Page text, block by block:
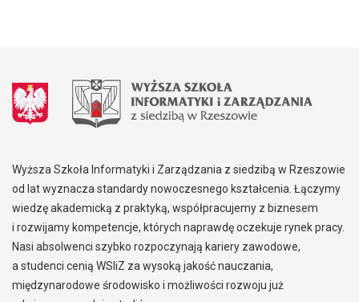
Wyższa Szkoła Informatyki i Zarządzania z siedzibą w Rzeszowie
od lat wyznacza standardy nowoczesnego kształcenia. Łączymy
wiedzę akademicką z praktyką, współpracujemy z biznesem
i rozwijamy kompetencje, których naprawdę oczekuje rynek pracy.
Nasi absolwenci szybko rozpoczynają kariery zawodowe,
a studenci cenią WSIiZ za wysoką jakość nauczania,
międzynarodowe środowisko i możliwości rozwoju już